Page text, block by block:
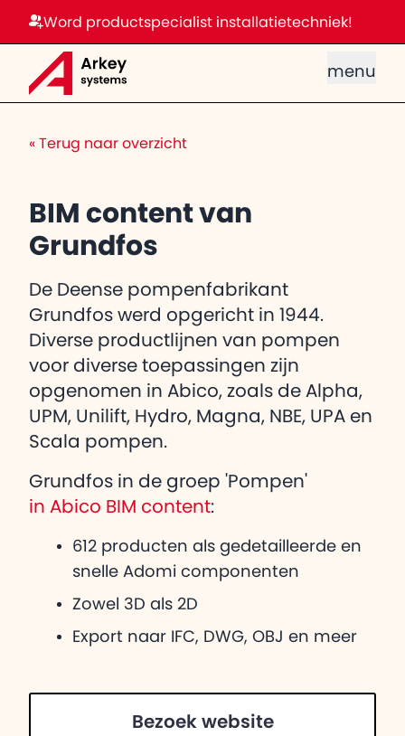
Word productspecialist installatietechniek!
menu
« Terug naar overzicht
BIM content van
Grundfos
De Deense pompenfabrikant
Grundfos werd opgericht in 1944.
Diverse productlijnen van pompen
voor diverse toepassingen zijn
opgenomen in Abico, zoals de Alpha,
UPM, Unilift, Hydro, Magna, NBE, UPA en
Scala pompen.
Grundfos in de groep 'Pompen'
in Abico BIM content:
612 producten als gedetailleerde en
snelle Adomi componenten
Zowel 3D als 2D
Export naar IFC, DWG, OBJ en meer
Bezoek website